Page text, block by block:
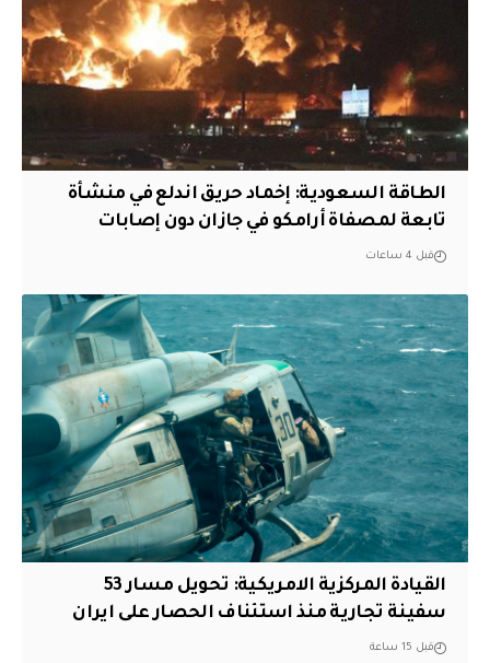
‏الطاقة السعودية: إخماد حريق اندلع في منشأة
تابعة لمصفاة أرامكو في جازان دون إصابات
قبل 4 ساعات
القيادة المركزية الامريكية: تحويل مسار 53
سفينة تجارية منذ استئناف الحصار على ايران
قبل 15 ساعة